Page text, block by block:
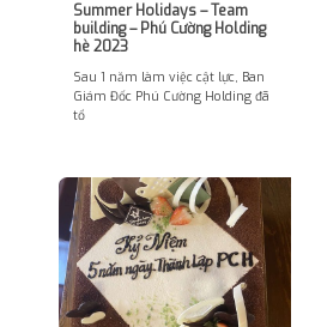
Summer Holidays – Team
building – Phú Cường Holding
hè 2023
Sau 1 năm làm việc cật lực, Ban
Giám Đốc Phú Cường Holding đã
tổ